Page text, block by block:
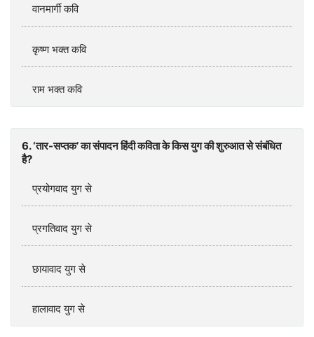
वानमार्गी कवि
कृष्ण भक्त कवि
राम भक्त कवि
6. ‘तार-सप्तक’ का संपादन हिंदी कविता के किस युग की शुरुआत से संबंधित
है?
प्रयोगवाद युग से
प्रगतिवाद युग से
छायावाद युग से
हालावाद युग से